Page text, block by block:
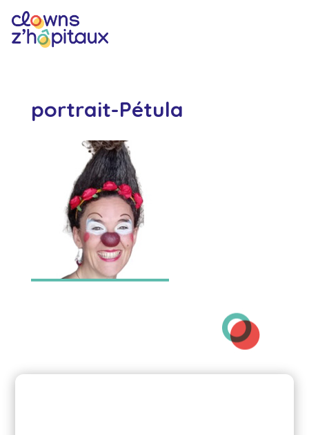
portrait-Pétula